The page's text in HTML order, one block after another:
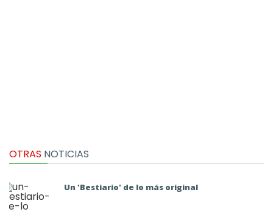
OTRAS NOTICIAS
Un 'Bestiario' de lo más original